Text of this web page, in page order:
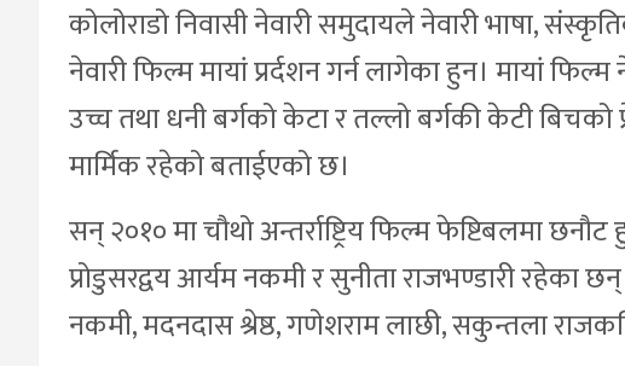
कोलोराडो निवासी नेवारी समुदायले नेवारी भाषा,
नेवारी फिल्म मायां प्रर्दशन गर्न लागेका हुन। मायां
उच्च तथा धनी बर्गको केटा र तल्लो बर्गकी केटी बिचको
मार्मिक रहेको बताईएको छ।
सन् २०१० मा चौथो अन्तर्राष्ट्रिय फिल्म फेष्टिबलमा
प्रोडुसरद्वय आर्यम नकमी र सुनीता राजभण्डारी रहेका
नकमी, मदनदास श्रेष्ठ, गणेशराम लाछी, सकुन्तला